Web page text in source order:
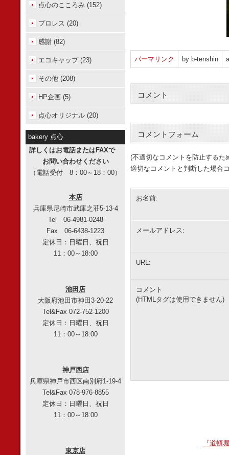
パーマリンク by b-tenshin
コメント
コメントフォーム
(不適切なコメントを防止するた
適切なコメントと判断した場合
お名前:
メールアドレス:
URL:
コメント
(HTMLタグは使用できません)
『道頓
点心のこころみ (152)
プロレス (20)
感謝 (82)
エコキャップ (23)
その他 (208)
HP企画 (5)
点心オリジナル (20)
bakery 点心
詳しくはお電話またはFAXで
お問い合わせください
（電話受付 8：00～18：00）
本店
兵庫県尼崎市武庫之荘5-13-4
Tel 06-4981-0248
Fax 06-6438-1223
定休日：日曜日、祝日
11：00～18:00
池田店
大阪府池田市神田3-20-22
Tel&Fax 072-752-1200
定休日：日曜日、祝日
11：00～18:00
神戸西店
兵庫県神戸市西区南別府1-19-4
Tel&Fax 078-976-8855
定休日：日曜日、祝日
11：00～18:00
東京店